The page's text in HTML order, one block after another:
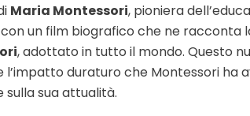
Maria Montessori, pioniera
un film biografico che ne racconta
, adottato in tutto il mondo. Questo
duraturo che Montessori ha
sulla sua attualità.